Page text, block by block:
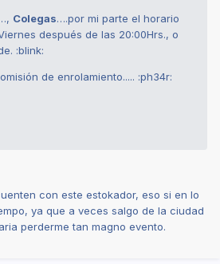
Colegas….por mi parte el horario
después de las 20:00Hrs., o
:blink:
de enrolamiento..... :ph34r:
con este estokador, eso si en lo
ya que a veces salgo de la ciudad
perderme tan magno evento.